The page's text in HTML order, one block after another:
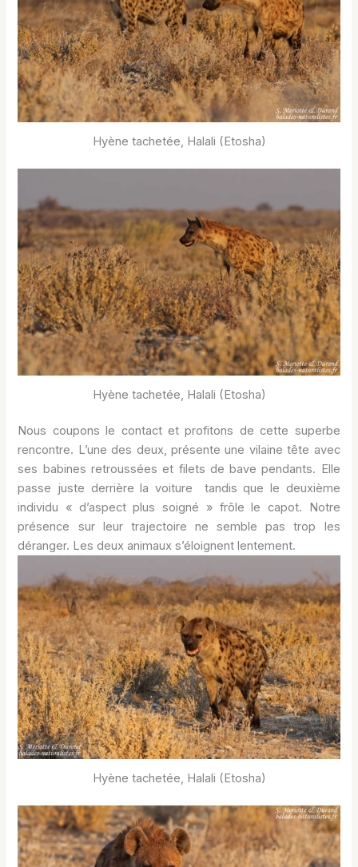
Hyène tachetée, Halali (Etosha)
Hyène tachetée, Halali (Etosha)
Nous coupons le contact et profitons de cette superbe
rencontre. L’une des deux, présente une vilaine tête avec
ses babines retroussées et filets de bave pendants. Elle
passe juste derrière la voiture tandis que le deuxième
individu « d’aspect plus soigné » frôle le capot. Notre
présence sur leur trajectoire ne semble pas trop les
déranger. Les deux animaux s’éloignent lentement.
Hyène tachetée, Halali (Etosha)